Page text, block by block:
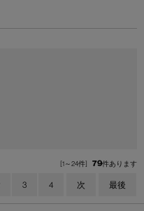
[1～24件] 79件あります
3 4 次 最後